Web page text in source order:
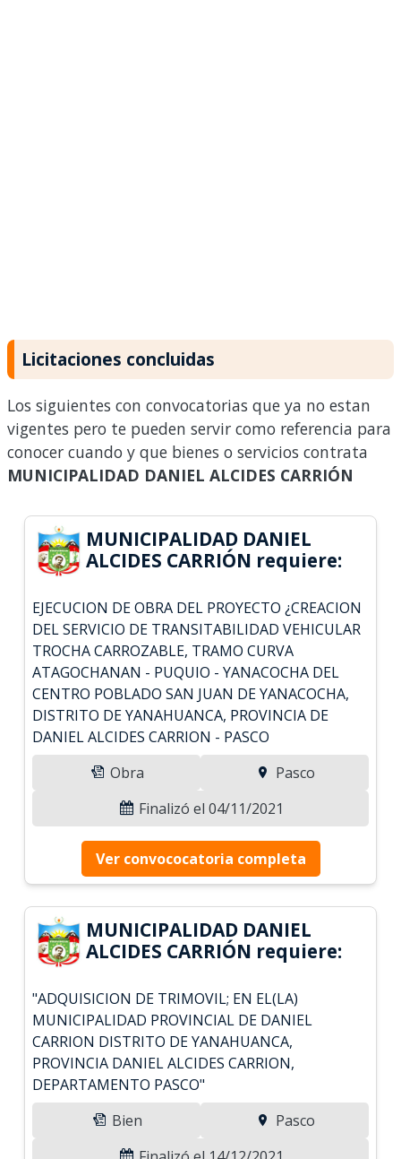
Licitaciones concluidas
Los siguientes con convocatorias que ya no estan
vigentes pero te pueden servir como referencia para
conocer cuando y que bienes o servicios contrata
MUNICIPALIDAD DANIEL ALCIDES CARRIÓN
MUNICIPALIDAD DANIEL
ALCIDES CARRIÓN requiere:
EJECUCION DE OBRA DEL PROYECTO ¿CREACION
DEL SERVICIO DE TRANSITABILIDAD VEHICULAR
TROCHA CARROZABLE, TRAMO CURVA
ATAGOCHANAN - PUQUIO - YANACOCHA DEL
CENTRO POBLADO SAN JUAN DE YANACOCHA,
DISTRITO DE YANAHUANCA, PROVINCIA DE
DANIEL ALCIDES CARRION - PASCO
Obra
Pasco
Finalizó el 04/11/2021
Ver convococatoria completa
MUNICIPALIDAD DANIEL
ALCIDES CARRIÓN requiere:
"ADQUISICION DE TRIMOVIL; EN EL(LA)
MUNICIPALIDAD PROVINCIAL DE DANIEL
CARRION DISTRITO DE YANAHUANCA,
PROVINCIA DANIEL ALCIDES CARRION,
DEPARTAMENTO PASCO"
Bien
Pasco